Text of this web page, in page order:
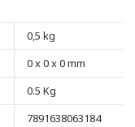
0,5 kg
0 x 0 x 0 mm
0.5 Kg
7891638063184